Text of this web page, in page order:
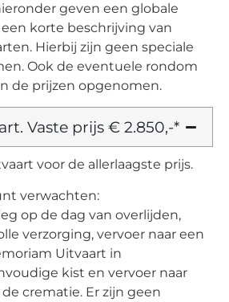
geven een globale
korte beschrijving van
Hierbij zijn geen speciale
Ook de eventuele rondom
de prijzen opgenomen.
Vaste prijs € 2.850,-*
voor de allerlaagste prijs.
verwachten:
op de dag van overlijden,
verzorging, vervoer naar een
Uitvaart in
kist en vervoer naar
crematie. Er zijn geen